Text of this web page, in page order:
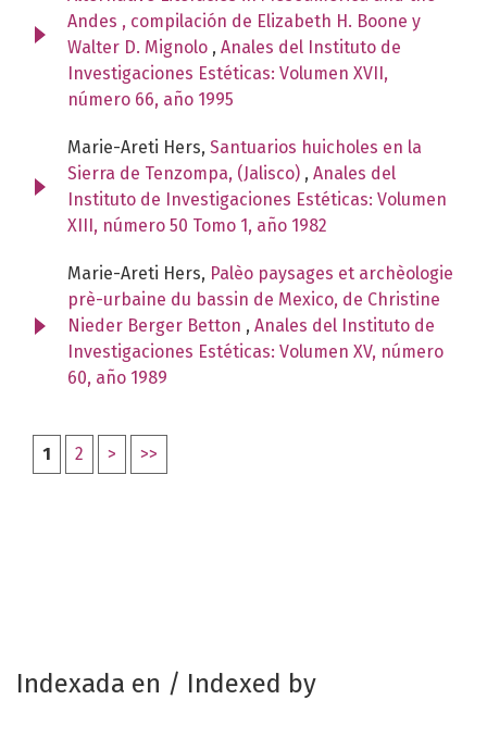
Andes , compilación de Elizabeth H. Boone y
Walter D. Mignolo , Anales del Instituto de
Investigaciones Estéticas: Volumen XVII,
número 66, año 1995
Marie-Areti Hers, Santuarios huicholes en la
Sierra de Tenzompa, (Jalisco) , Anales del
Instituto de Investigaciones Estéticas: Volumen
XIII, número 50 Tomo 1, año 1982
Marie-Areti Hers, Palèo paysages et archèologie
prè-urbaine du bassin de Mexico, de Christine
Nieder Berger Betton , Anales del Instituto de
Investigaciones Estéticas: Volumen XV, número
60, año 1989
1 2 > >>
Indexada en / Indexed by